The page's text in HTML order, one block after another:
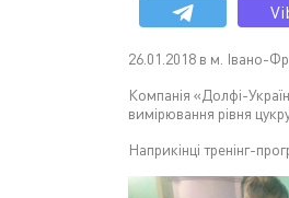
26.01.2018 в м. Івано-
Компанія «Долфі-
вимірювання рівня
Наприкінці тренінг-